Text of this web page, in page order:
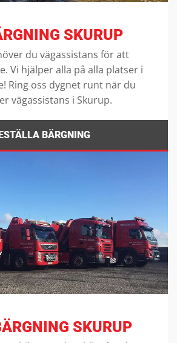
SKURUP
du vägassistans för att
Vi hjälper alla på alla platser i
Ring oss dygnet runt när du
vägassistans i Skurup.
BÄRGNING
SKURUP